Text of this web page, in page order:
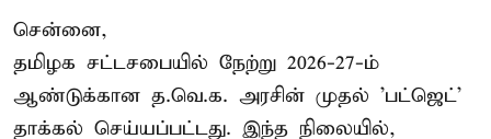
சென்னை,
தமிழக சட்டசபையில் நேற்று 2026-27-ம்
ஆண்டுக்கான த.வெ.க. அரசின் முதல் 'பட்ஜெட்'
தாக்கல் செய்யப்பட்டது. இந்த நிலையில்,